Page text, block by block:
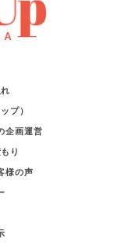
プ）
企画運営
り
様の声